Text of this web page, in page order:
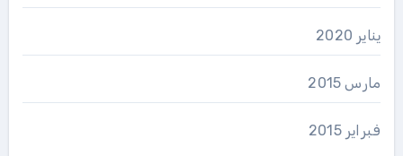
يناير 2020
مارس 2015
فبراير 2015